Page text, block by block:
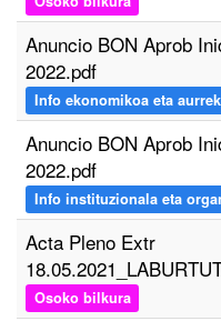
Anuncio BON Aprob
2022.pdf
Info ekonomikoa eta
Anuncio BON Aprob
2022.pdf
Info instituzionala eta
Acta Pleno Extr
Osoko bilkura